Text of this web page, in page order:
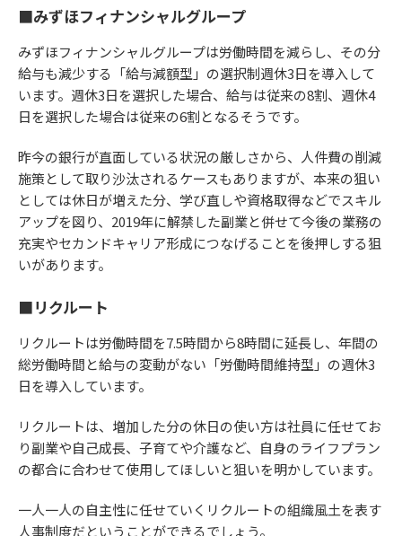
■みずほフィナンシャルグループ
みずほフィナンシャルグループは労働時間を減らし、その分
給与も減少する「給与減額型」の選択制週休3日を導入して
います。週休3日を選択した場合、給与は従来の8割、週休4
日を選択した場合は従来の6割となるそうです。
昨今の銀行が直面している状況の厳しさから、人件費の削減
施策として取り沙汰されるケースもありますが、本来の狙い
としては休日が増えた分、学び直しや資格取得などでスキル
アップを図り、2019年に解禁した副業と併せて今後の業務の
充実やセカンドキャリア形成につなげることを後押しする狙
いがあります。
■リクルート
リクルートは労働時間を7.5時間から8時間に延長し、年間の
総労働時間と給与の変動がない「労働時間維持型」の週休3
日を導入しています。
リクルートは、増加した分の休日の使い方は社員に任せてお
り副業や自己成長、子育てや介護など、自身のライフプラン
の都合に合わせて使用してほしいと狙いを明かしています。
一人一人の自主性に任せていくリクルートの組織風土を表す
人事制度だということができるでしょう。